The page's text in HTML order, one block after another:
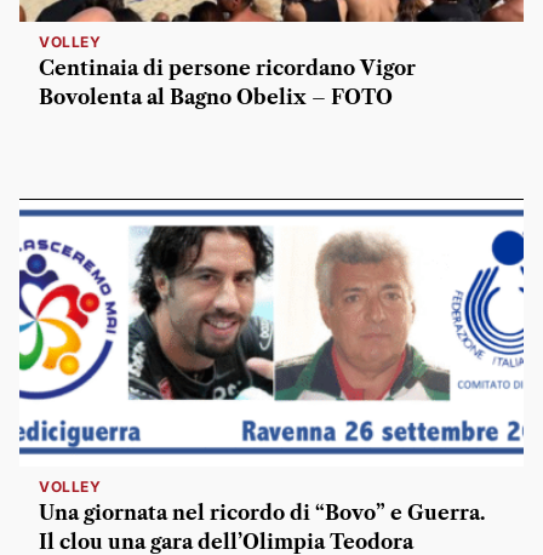
VOLLEY
Centinaia di persone ricordano Vigor
Bovolenta al Bagno Obelix – FOTO
VOLLEY
Una giornata nel ricordo di “Bovo” e Guerra.
Il clou una gara dell’Olimpia Teodora